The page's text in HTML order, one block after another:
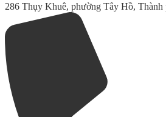
286 Thụy Khuê, phường Tây Hồ, Thành